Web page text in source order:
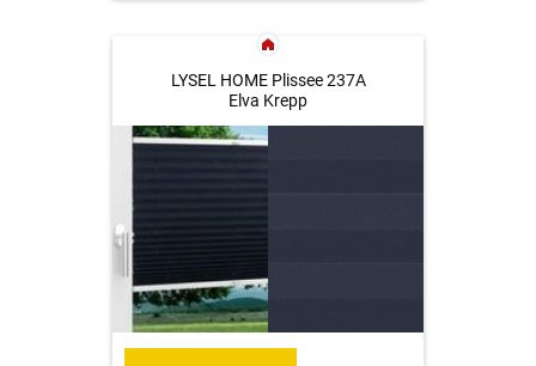
LYSEL HOME Plissee 237A
Elva Krepp